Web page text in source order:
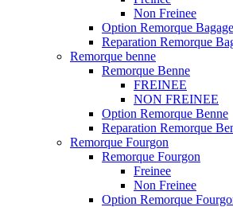
Non Freinee
Option Remorque
Reparation Remorque
Remorque benne
Remorque Benne
FREINEE
NON FREINEE
Option Remorque Benne
Reparation Remorque
Remorque Fourgon
Remorque Fourgon
Freinee
Non Freinee
Option Remorque